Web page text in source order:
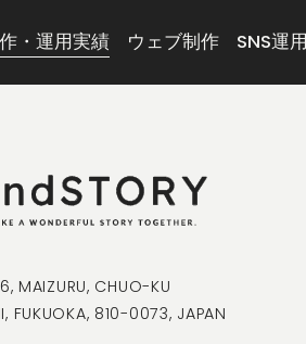
・運用実績 ウェブ制作 SNS運
MAIZURU, CHUO-KU
FUKUOKA, 810-0073, JAPAN